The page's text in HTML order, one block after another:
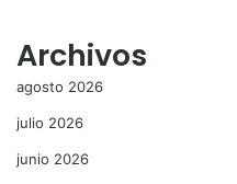
Archivos
agosto 2026
julio 2026
junio 2026